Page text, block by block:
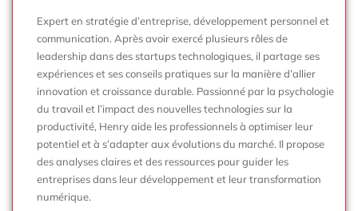
Expert en stratégie d’entreprise, développement personnel et
communication. Après avoir exercé plusieurs rôles de
leadership dans des startups technologiques, il partage ses
expériences et ses conseils pratiques sur la manière d’allier
innovation et croissance durable. Passionné par la psychologie
du travail et l’impact des nouvelles technologies sur la
productivité, Henry aide les professionnels à optimiser leur
potentiel et à s’adapter aux évolutions du marché. Il propose
des analyses claires et des ressources pour guider les
entreprises dans leur développement et leur transformation
numérique.